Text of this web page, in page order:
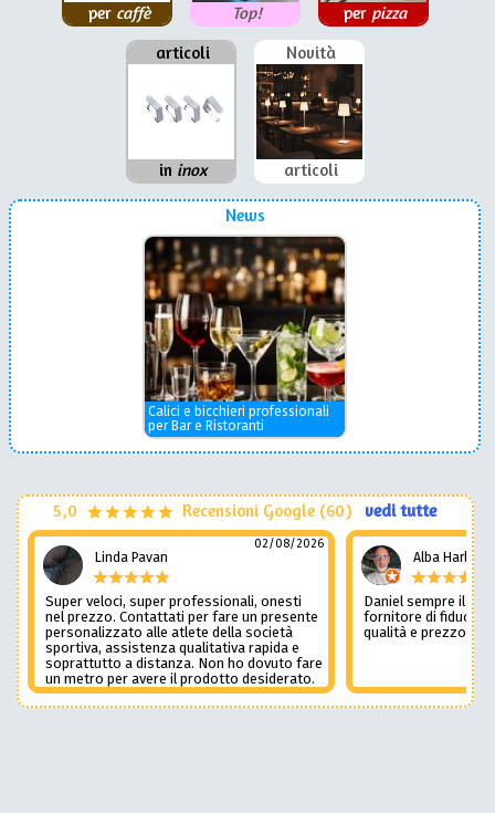
per caffè Top! per pizza
articoli
in inox
Novità
articoli
News
Calici e bicchieri professionali
per Bar e Ristoranti
5,0 Recensioni Google (60) vedi tutte
Linda Pavan
02/08/2026
Super veloci, super professionali, onesti
nel prezzo. Contattati per fare un presente
personalizzato alle atlete della società
sportiva, assistenza qualitativa rapida e
soprattutto a distanza. Non ho dovuto fare
un metro per avere il prodotto desiderato.
Una assistenza del genere è rara e
preziosa. Credo li contatterò ancora in
Alba Harley
Daniel sempre il
fornitore di fiducia
qualità e prezzo